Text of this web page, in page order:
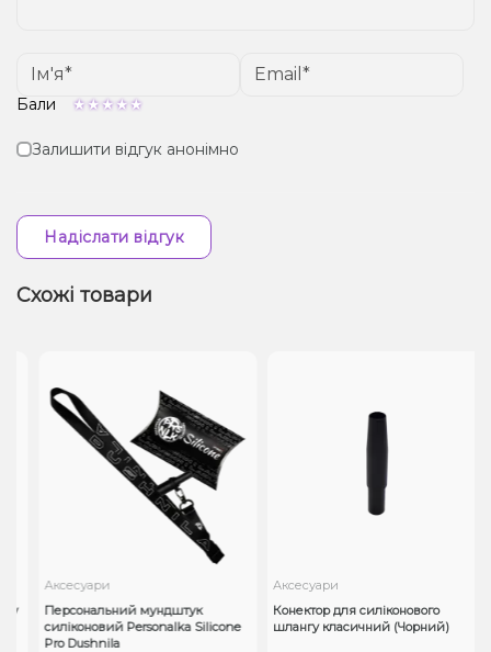
Бали
Залишити відгук анонімно
Надіслати відгук
Схожі товари
Аксесуари
Персональний мундштук
силіконовий Personalka Silicone
Pro Dushnila
Аксесуари
Конектор для силіконового
шлангу класичний (Чорний)